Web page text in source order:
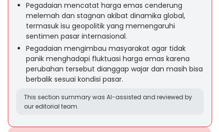
Pegadaian mencatat harga emas cenderung
melemah dan stagnan akibat dinamika global,
termasuk isu geopolitik yang memengaruhi
sentimen pasar internasional.
Pegadaian mengimbau masyarakat agar tidak
panik menghadapi fluktuasi harga emas karena
perubahan tersebut dianggap wajar dan masih bisa
berbalik sesuai kondisi pasar.
This section summary was AI-assisted and reviewed by
our editorial team.